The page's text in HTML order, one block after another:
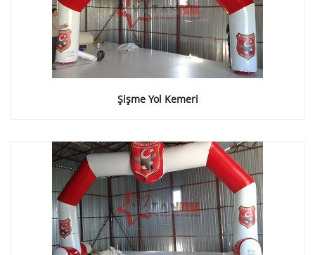
Şişme Yol Kemeri